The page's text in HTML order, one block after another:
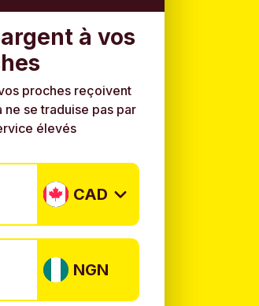
à vos
proches reçoivent
ne se traduise pas par
élevés
CAD
NGN